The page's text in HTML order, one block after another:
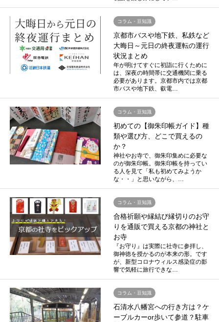
コラム・豆知識
京都市バスや地下鉄、私鉄など
大晦日～元日の終夜運転の運行
状況まとめ
年が明けてすぐに初詣に行くために
は、深夜の時間帯に交通機関に乗る
必要があります。京都市内では京都
市バスや地下鉄、叡電…
コラム・豆知識
初めての【御朱印帳ガイド】種
類や選び方、どこで買えるの
か？
神社やお寺で、御朱印集めに必要な
のが御朱印帳。御朱印帳を持ってい
る人を見て「私も初めてみようか
な・・」と思いながら、…
コラム・豆知識
合格祈願や縁結び縁切りのお守
りを通販で買える京都の神社と
お寺
『お守り』は実際に社寺に参拝し、
御神徳を授かるのが本来の形。です
が、新型コロナウィルス感染症の影
響で気軽に旅行できな…
コラム・豆知識
石清水八幡宮への行き方は？ケ
ーブルカーor歩いて参道？駐車